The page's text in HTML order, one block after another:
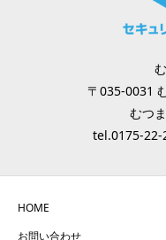
〒035-0031
むつ
tel.0175-
HOME
お問い合わせ